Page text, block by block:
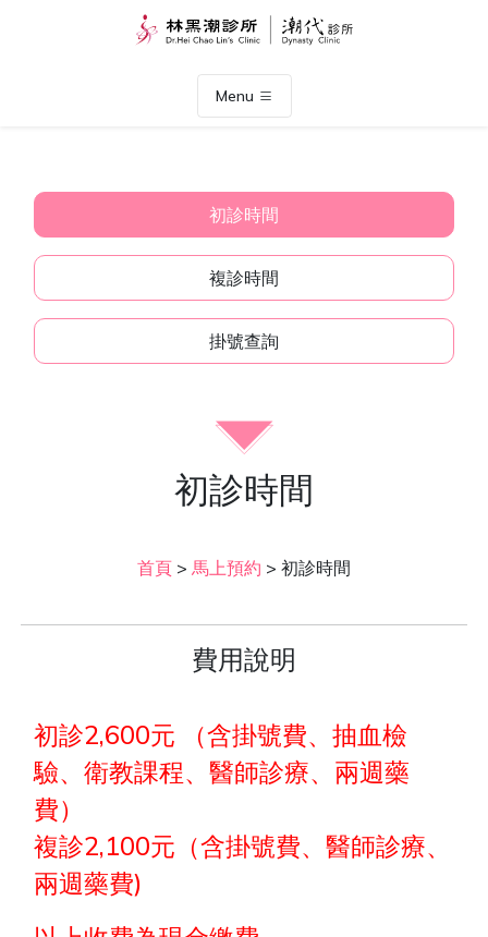
Menu
初診時間
複診時間
掛號查詢
初診時間
首頁 > 馬上預約 > 初診時間
費用說明
初診2,600元 （含掛號費、抽血檢
驗、衛教課程、醫師診療、兩週藥
費）
複診2,100元（含掛號費、醫師診療、
兩週藥費)